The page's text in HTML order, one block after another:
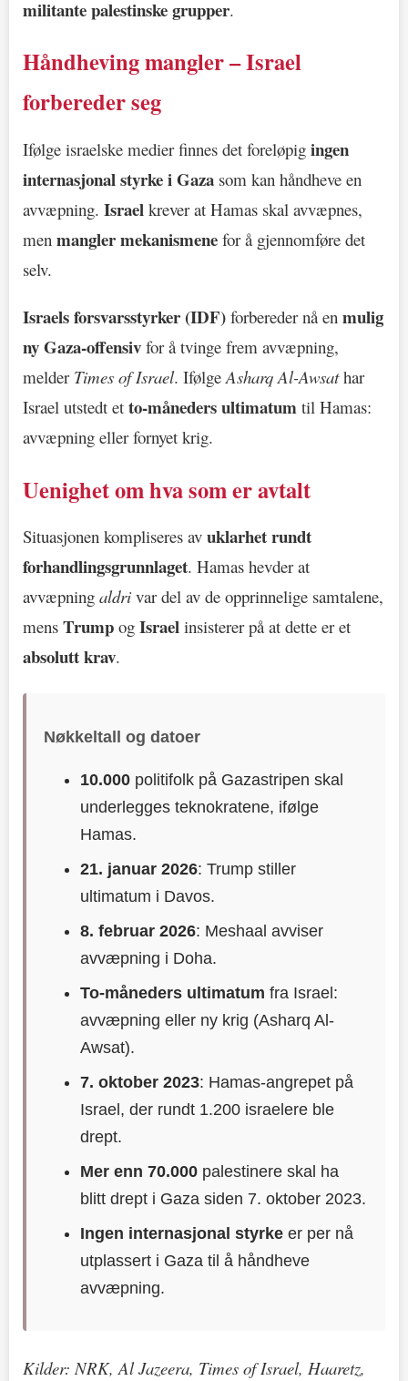
militante palestinske grupper.
Håndheving mangler – Israel
forbereder seg
Ifølge israelske medier finnes det foreløpig ingen
internasjonal styrke i Gaza som kan håndheve en
avvæpning. Israel krever at Hamas skal avvæpnes,
men mangler mekanismene for å gjennomføre det
selv.
Israels forsvarsstyrker (IDF) forbereder nå en mulig
ny Gaza-offensiv for å tvinge frem avvæpning,
melder Times of Israel. IfølgeAsharq Al-Awsathar
Israel utstedt et to-måneders ultimatum til Hamas:
avvæpning eller fornyet krig.
Uenighet om hva som er avtalt
Situasjonen kompliseres av uklarhet rundt
forhandlingsgrunnlaget. Hamas hevder at
avvæpning aldri var del av de opprinnelige samtalene,
mens Trump og Israel insisterer på at dette er et
absolutt krav.
Nøkkeltall og datoer
10.000 politifolk på Gazastripen skal
underlegges teknokratene, ifølge
Hamas.
21. januar 2026: Trump stiller
ultimatum i Davos.
8. februar 2026: Meshaal avviser
avvæpning i Doha.
To-måneders ultimatum fra Israel:
avvæpning eller ny krig (Asharq Al-
Awsat).
7. oktober 2023: Hamas-angrepet på
Israel, der rundt 1.200 israelere ble
drept.
Mer enn 70.000 palestinere skal ha
blitt drept i Gaza siden 7. oktober 2023.
Ingen internasjonal styrke er per nå
utplassert i Gaza til å håndheve
avvæpning.
Kilder: NRK, Al Jazeera, Times of Israel, Haaretz,